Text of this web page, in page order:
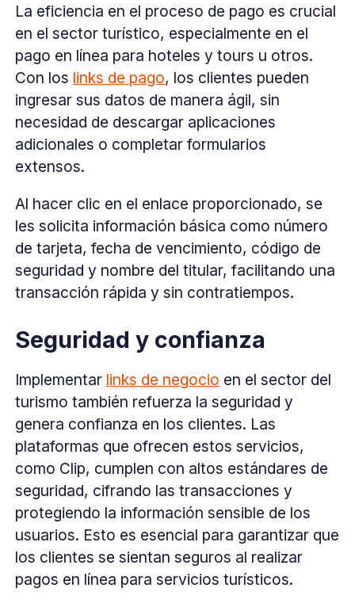
La eficiencia en el proceso de pago es crucial
en el sector turístico, especialmente en el
pago en línea para hoteles y tours u otros.
Con los links de pago, los clientes pueden
ingresar sus datos de manera ágil, sin
necesidad de descargar aplicaciones
adicionales o completar formularios
extensos.
Al hacer clic en el enlace proporcionado, se
les solicita información básica como número
de tarjeta, fecha de vencimiento, código de
seguridad y nombre del titular, facilitando una
transacción rápida y sin contratiempos.
Seguridad y confianza
Implementar links de negocio en el sector del
turismo también refuerza la seguridad y
genera confianza en los clientes. Las
plataformas que ofrecen estos servicios,
como Clip, cumplen con altos estándares de
seguridad, cifrando las transacciones y
protegiendo la información sensible de los
usuarios. Esto es esencial para garantizar que
los clientes se sientan seguros al realizar
pagos en línea para servicios turísticos.